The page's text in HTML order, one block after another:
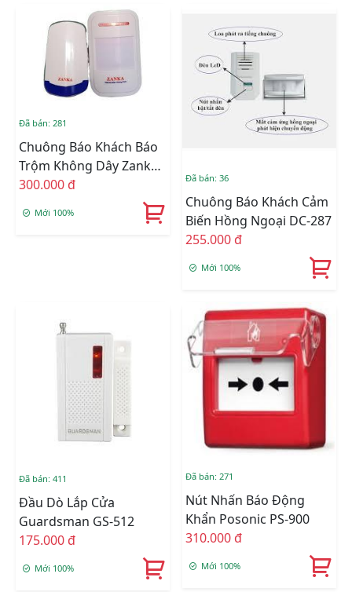
Đã bán: 281
Chuông Báo Khách Báo
Trộm Không Dây Zanka
TP-719 ( Hàng Chính
300.000 đ
Mới 100%
Đã bán: 36
Chuông Báo Khách Cảm
Biến Hồng Ngoại DC-287
255.000 đ
Mới 100%
Đã bán: 411
Đầu Dò Lắp Cửa
Guardsman GS-512
175.000 đ
Mới 100%
Đã bán: 271
Nút Nhấn Báo Động
Khẩn Posonic PS-900
310.000 đ
Mới 100%